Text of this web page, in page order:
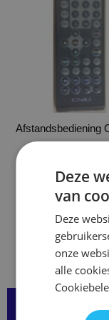
Afstandsbediening
Opties
heeft
Deze
optie
kan
Over onze
Deze
van
Deze
onze
alle